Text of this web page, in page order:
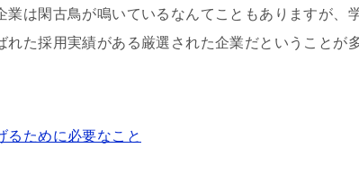
業は閑古鳥が鳴いているなんてこともありますが、
れた採用実績がある厳選された企業だということが
るために必要なこと